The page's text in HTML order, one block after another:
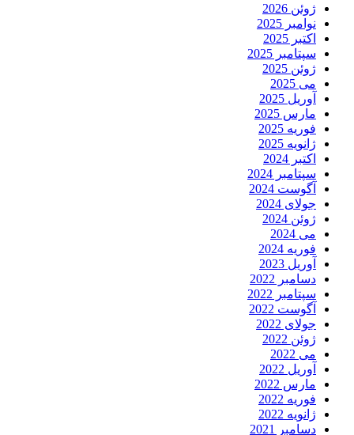
ژوئن 2026
نوامبر 2025
اکتبر 2025
سپتامبر 2025
ژوئن 2025
می 2025
آوریل 2025
مارس 2025
فوریه 2025
ژانویه 2025
اکتبر 2024
سپتامبر 2024
آگوست 2024
جولای 2024
ژوئن 2024
می 2024
فوریه 2024
آوریل 2023
دسامبر 2022
سپتامبر 2022
آگوست 2022
جولای 2022
ژوئن 2022
می 2022
آوریل 2022
مارس 2022
فوریه 2022
ژانویه 2022
دسامبر 2021